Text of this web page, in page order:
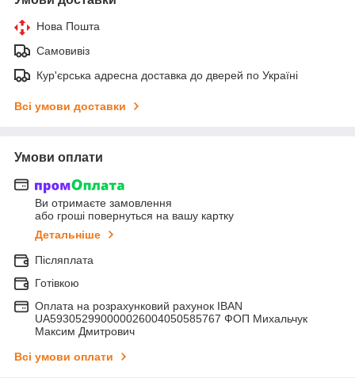
Нова Пошта
Самовивіз
Кур'єрська адресна доставка до дверей по Україні
Всі умови доставки
Умови оплати
Ви отримаєте замовлення
або гроші повернуться на вашу картку
Детальніше
Післяплата
Готівкою
Оплата на розрахунковий рахунок IBAN
UA593052990000026004050585767 ФОП Михальчук
Максим Дмитрович
Всі умови оплати